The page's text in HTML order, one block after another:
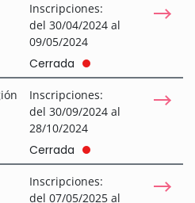
Inscripciones:
del 30/04/2024 al
09/05/2024
Cerrada
Inscripciones:
del 30/09/2024 al
28/10/2024
Cerrada
Inscripciones:
del 07/05/2025 al